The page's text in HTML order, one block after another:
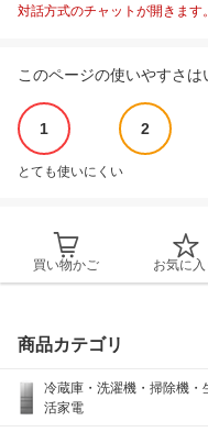
対話方式のチャットが開きます。
このページの使いやすさは
1 2
とても使いにくい
買い物かご お気に入
商品カテゴリ
冷蔵庫・洗濯機・掃除機・
活家電